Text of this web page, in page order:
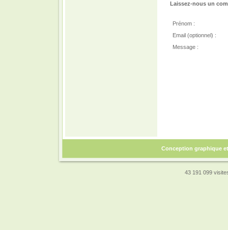
Laissez-nous un
Prénom :
Email (optionnel) :
Message :
Conception graphique
43 191 099